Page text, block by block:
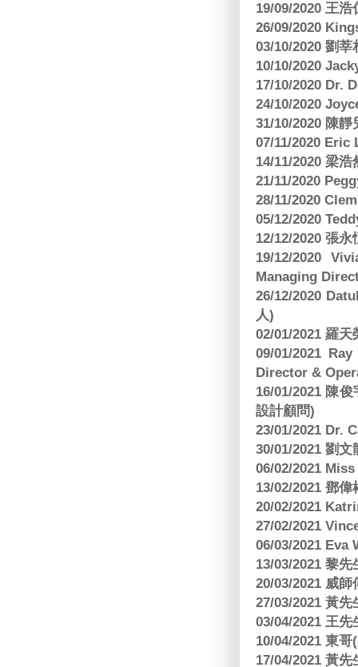
19/09/2020 王
26/09/2020
03/10/2020 劉
10/10/2020
17/10/2020 Dr.
24/10/2020
31/10/2020 陳
07/11/2020 Eric
14/11/2020 梁
21/11/2020
28/11/2020
05/12/2020
12/12/2020 張
19/12/2020
Managing
26/12/2020
人)
02/01/2021 羅
09/01/2021
Director &
16/01/2021 陳
設計顧問)
23/01/2021 Dr.
30/01/2021 劉
06/02/2021
13/02/2021 鄧
20/02/2021
27/02/2021
06/03/2021 Eva
13/03/2021 黎
20/03/2021 威
27/03/2021 黃
03/04/2021 王
10/04/2021 東
17/04/2021 黃